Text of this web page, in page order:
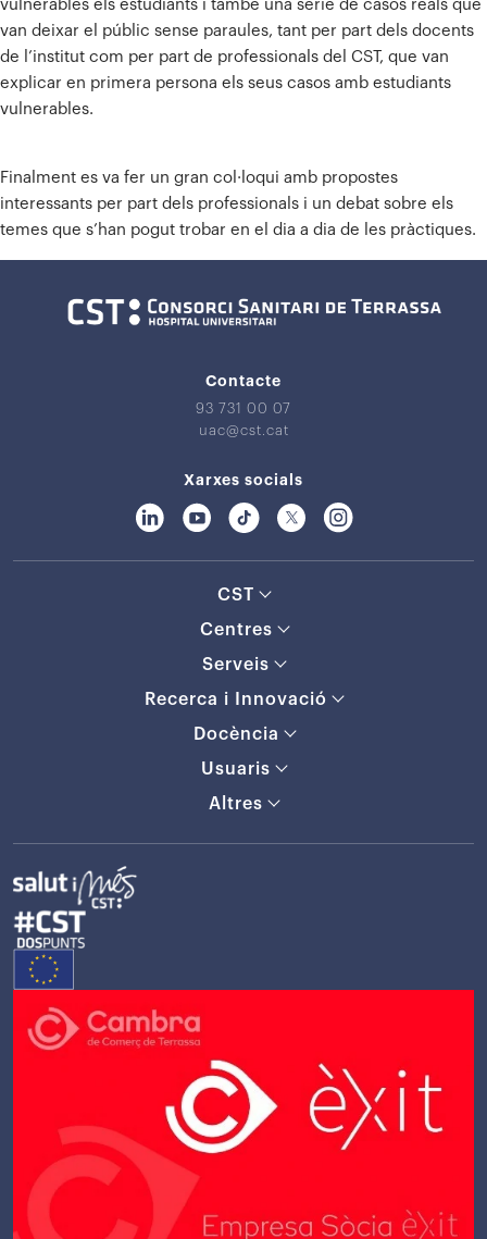
vulnerables els estudiants i també una sèrie de casos reals que
van deixar el públic sense paraules, tant per part dels docents
de l’institut com per part de professionals del CST, que van
explicar en primera persona els seus casos amb estudiants
vulnerables.
Finalment es va fer un gran col·loqui amb propostes
interessants per part dels professionals i un debat sobre els
temes que s’han pogut trobar en el dia a dia de les pràctiques.
Contacte
93 731 00 07
uac@cst.cat
Xarxes socials
CST
Centres
Serveis
Recerca i Innovació
Docència
Usuaris
Altres